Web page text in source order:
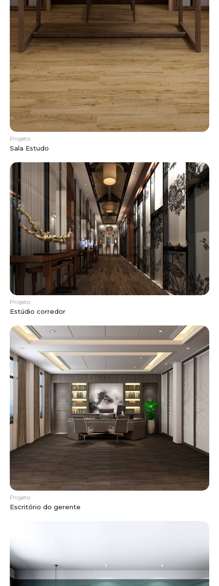
Projeto
Sala Estudo
Projeto
Estúdio corredor
Projeto
Escritório do gerente